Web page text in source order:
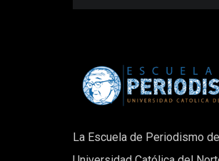
La Escuela de Periodismo